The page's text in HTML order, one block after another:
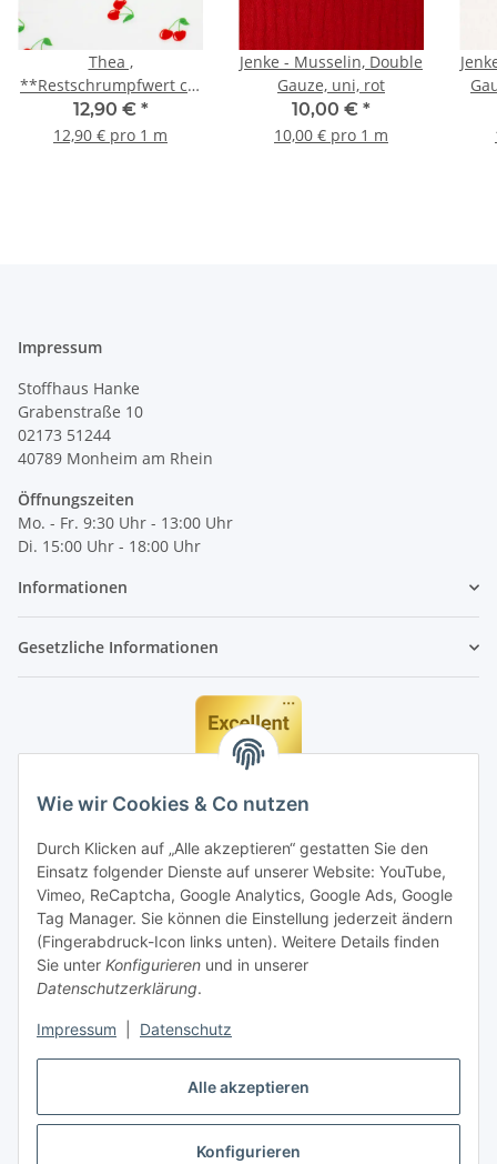
Alle akzeptieren
Konfigurieren
Wie wir Cookies & Co nutzen
Durch Klicken auf „Alle akzeptieren“ gestatten Sie den
Einsatz folgender Dienste auf unserer Website: YouTube,
Vimeo, ReCaptcha, Google Analytics, Google Ads, Google
Tag Manager. Sie können die Einstellung jederzeit ändern
(Fingerabdruck-Icon links unten). Weitere Details finden
Sie unter Konfigurieren und in unserer
Datenschutzerklärung.
Impressum Datenschutz
Thea ,
**Restschrumpfwert ca.
10%** - Musselin,
Double Gauze Kirschen,
12,90 € *
12,90 € pro 1 m
Jenke - Musselin, Double
Gauze, uni, rot
10,00 € *
10,00 € pro 1 m
Impressum
Stoffhaus Hanke
Grabenstraße 10
02173 51244
40789 Monheim am Rhein
Öffnungszeiten
Mo. - Fr. 9:30 Uhr - 13:00 Uhr
Di. 15:00 Uhr - 18:00 Uhr
Informationen
Gesetzliche Informationen